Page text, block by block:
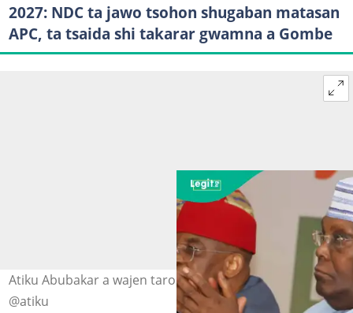
2027: NDC ta jawo tsohon shugaban matasan
APC, ta tsaida shi takarar gwamna a Gombe
Atiku Abubakar a wajen taron jam'iyyar ADC Hoto:
@atiku